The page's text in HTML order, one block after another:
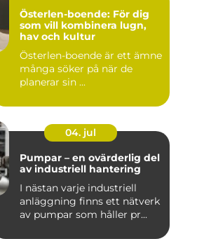
Österlen-boende: För dig
som vill kombinera lugn,
hav och kultur
Österlen-boende är ett ämne
många söker på när de
planerar sin ...
04. jul
Pumpar – en ovärderlig del
av industriell hantering
I nästan varje industriell
anläggning finns ett nätverk
av pumpar som håller pr...